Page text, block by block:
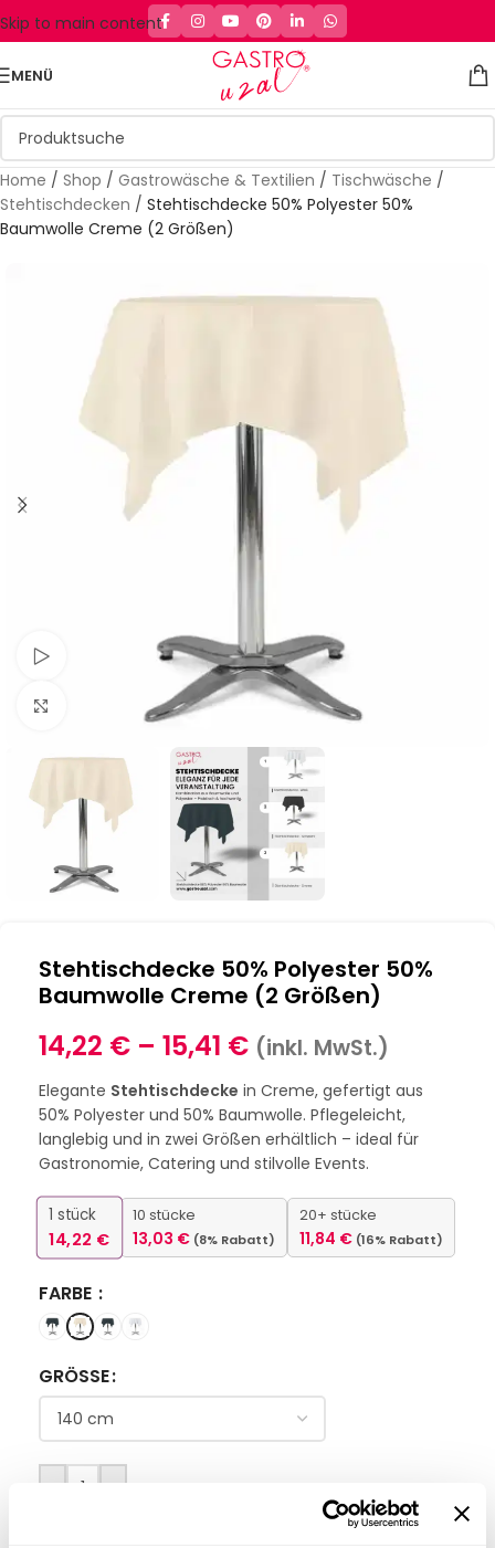
Skip to main content
MENÜ
Home / Shop / Gastrowäsche & Textilien / Tischwäsche /
Stehtischdecken / Stehtischdecke 50% Polyester 50%
Baumwolle Creme (2 Größen)
Schau Video
Klick zum Vergrößern
Stehtischdecke 50% Polyester 50%
Baumwolle Creme (2 Größen)
14,22 € – 15,41 € (inkl. MwSt.)
Elegante Stehtischdecke in Creme, gefertigt aus
50% Polyester und 50% Baumwolle. Pflegeleicht,
langlebig und in zwei Größen erhältlich – ideal für
Gastronomie, Catering und stilvolle Events.
1 stück
14,22 €
10 stücke
13,03 € (8% Rabatt)
20+ stücke
11,84 € (16% Rabatt)
FARBE
GRÖSSE
- +